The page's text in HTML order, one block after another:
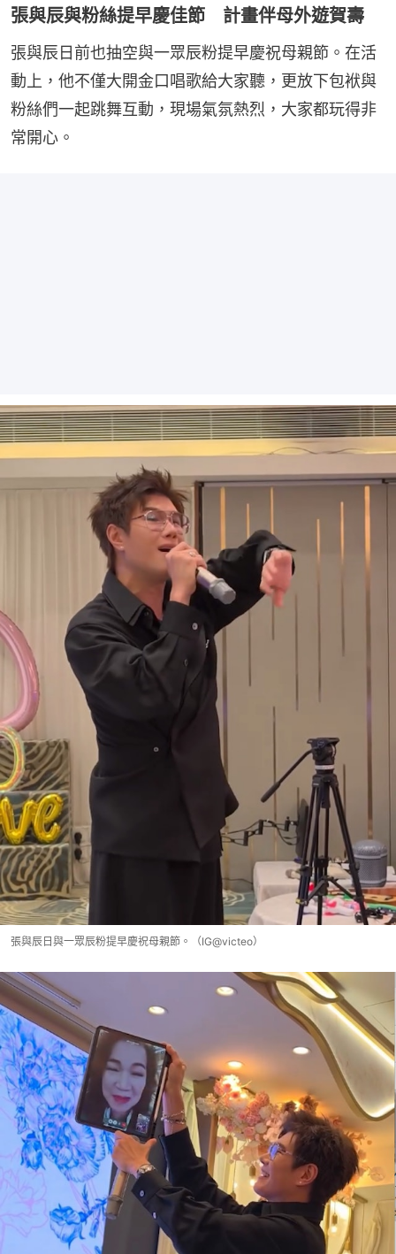
張與辰與粉絲提早慶佳節 計畫伴母外遊賀壽
張與辰日前也抽空與一眾辰粉提早慶祝母親節。在活
動上，他不僅大開金口唱歌給大家聽，更放下包袱與
粉絲們一起跳舞互動，現場氣氛熱烈，大家都玩得非
常開心。
張與辰日與一眾辰粉提早慶祝母親節。（IG@victeo）